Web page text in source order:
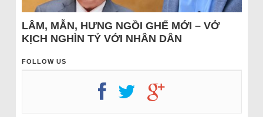
LÂM, MẪN, HƯNG NGỒI GHẾ MỚI – VỞ
KỊCH NGHÌN TỶ VỚI NHÂN DÂN
FOLLOW US